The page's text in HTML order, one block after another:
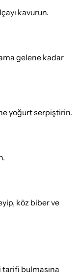
kavurun.
gelene kadar
yoğurt serpiştirin.
köz biber ve
tarifi bulmasına